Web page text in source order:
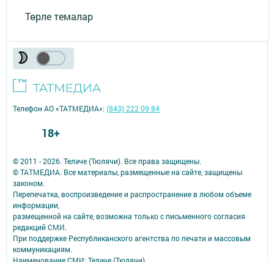
Төрле темалар
© 2011 - 2026. Теләче (Тюлячи). Все права защищены.
© ТАТМЕДИА. Все материалы, размещенные на сайте, защищены
законом.
Перепечатка, воспроизведение и распространение в любом объеме
информации,
размещенной на сайте, возможна только с письменного согласия
редакций СМИ.
При поддержке Республиканского агентства по печати и массовым
коммуникациям.
Телефон АО «ТАТМЕДИА»:(843) 222 09 84
18+